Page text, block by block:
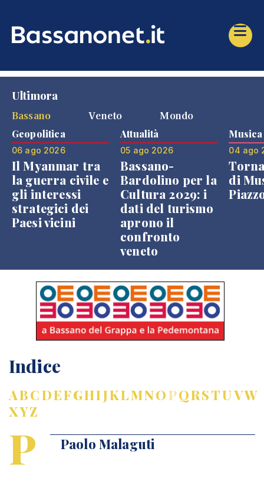
Ultimora
Bassano
Veneto Mondo
Geopolitica
06 ago 2026
Il Myanmar tra
la guerra civile e
gli interessi
strategici dei
Paesi vicini
Attualità
05 ago 2026
Bassano-
Bardolino per la
Cultura 2029: i
dati del turismo
aprono il
confronto
veneto
Musica
04 ago
di
Indice
ABCDEFGHIJKLMNOPQRSTUVW
XYZ
P Paolo Malaguti